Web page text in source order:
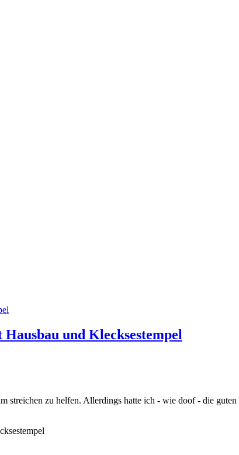
und Klecksestempel
streichen zu helfen. Allerdings hatte ich - wie doof - die